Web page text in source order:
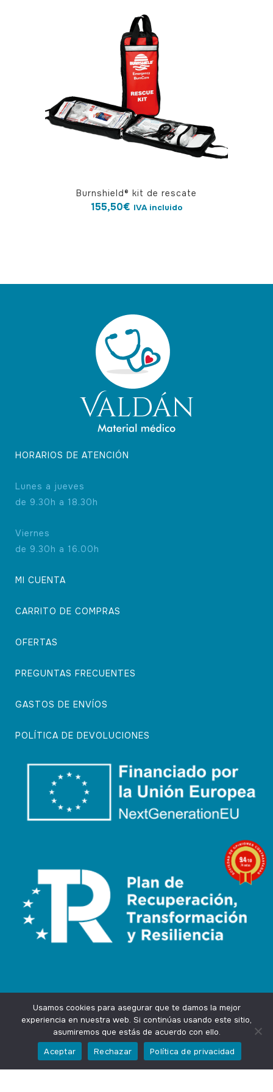
Burnshield® kit de rescate
155,50€ IVA incluido
HORARIOS DE ATENCIÓN
Lunes a jueves
de 9.30h a 18.30h
Viernes
de 9.30h a 16.00h
MI CUENTA
CARRITO DE COMPRAS
OFERTAS
PREGUNTAS FRECUENTES
GASTOS DE ENVÍOS
POLÍTICA DE DEVOLUCIONES
Design byAgencia Marketing OnlineIngenium.Marketing
Privacidad
Usamos cookies para asegurar que te damos la mejor
experiencia en nuestra web. Si continúas usando este sitio,
asumiremos que estás de acuerdo con ello.
Aceptar
Rechazar Política de privacidad
9.4/10
74 notas